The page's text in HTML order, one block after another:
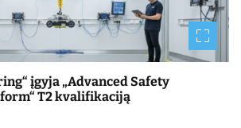
įgyja „Advanced Safety
T2 kvalifikaciją